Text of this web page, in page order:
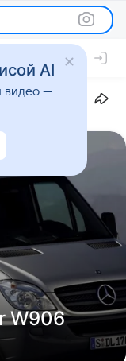
W906
W906
AI
видео —